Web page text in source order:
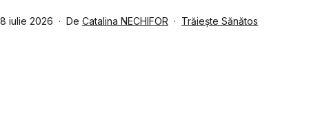
Publicat
8 iulie 2026 De Catalina NECHIFOR
Din
Trăiește Sănătos